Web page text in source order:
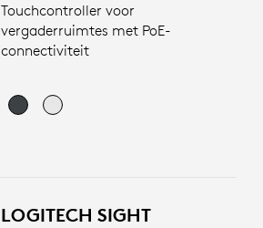
Touchcontroller voor
vergaderruimtes met PoE-
connectiviteit
LOGITECH SIGHT